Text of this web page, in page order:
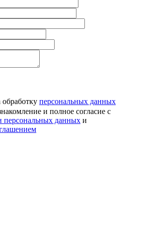
персональных данных
и полное согласие с
персональных данных и